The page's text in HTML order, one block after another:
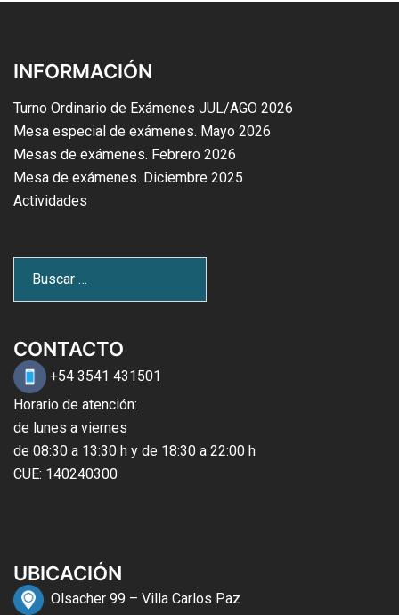
INFORMACIÓN
Turno Ordinario de Exámenes JUL/AGO 2026
Mesa especial de exámenes. Mayo 2026
Mesas de exámenes. Febrero 2026
Mesa de exámenes. Diciembre 2025
Actividades
CONTACTO
+54 3541 431501
Horario de atención:
de lunes a viernes
de 08:30 a 13:30 h y de 18:30 a 22:00 h
CUE: 140240300
UBICACIÓN
Olsacher 99 – Villa Carlos Paz